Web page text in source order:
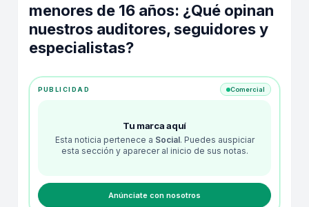
menores de 16 años: ¿Qué opinan
nuestros auditores, seguidores y
especialistas?
PUBLICIDAD Comercial
Tu marca aquí
Esta noticia pertenece a Social. Puedes auspiciar
esta sección y aparecer al inicio de sus notas.
Anúnciate con nosotros